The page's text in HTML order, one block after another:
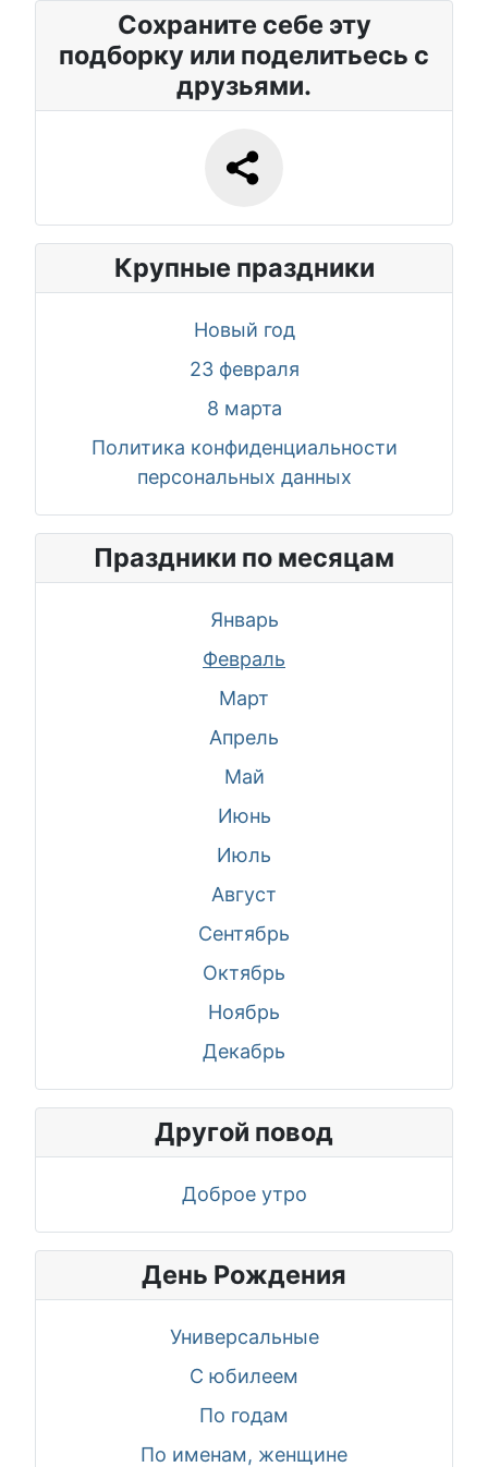
Сохраните себе эту
подборку или поделитьесь с
друзьями.
Крупные праздники
Новый год
23 февраля
8 марта
Политика конфиденциальности
персональных данных
Праздники по месяцам
Январь
Февраль
Март
Апрель
Май
Июнь
Июль
Август
Сентябрь
Октябрь
Ноябрь
Декабрь
Другой повод
Доброе утро
День Рождения
Универсальные
С юбилеем
По годам
По именам, женщине